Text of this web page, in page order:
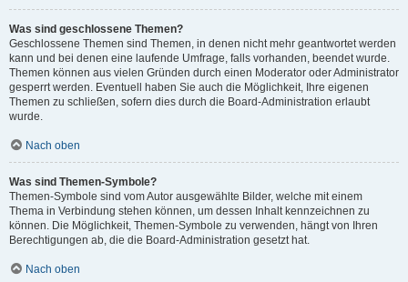
Was sind geschlossene Themen?
Geschlossene Themen sind Themen, in denen nicht mehr geantwortet werden
kann und bei denen eine laufende Umfrage, falls vorhanden, beendet wurde.
Themen können aus vielen Gründen durch einen Moderator oder Administrator
gesperrt werden. Eventuell haben Sie auch die Möglichkeit, Ihre eigenen
Themen zu schließen, sofern dies durch die Board-Administration erlaubt
wurde.
Nach oben
Was sind Themen-Symbole?
Themen-Symbole sind vom Autor ausgewählte Bilder, welche mit einem
Thema in Verbindung stehen können, um dessen Inhalt kennzeichnen zu
können. Die Möglichkeit, Themen-Symbole zu verwenden, hängt von Ihren
Berechtigungen ab, die die Board-Administration gesetzt hat.
Nach oben